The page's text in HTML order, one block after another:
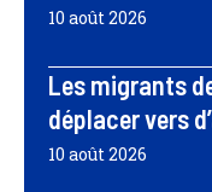
10 août 2026
Les migrants
déplacer vers
10 août 2026